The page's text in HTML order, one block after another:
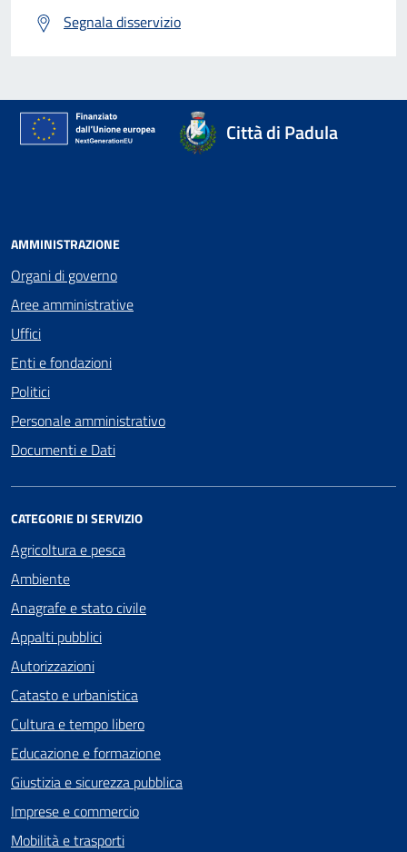
Segnala disservizio
Città di Padula
AMMINISTRAZIONE
Organi di governo
Aree amministrative
Uffici
Enti e fondazioni
Politici
Personale amministrativo
Documenti e Dati
CATEGORIE DI SERVIZIO
Agricoltura e pesca
Ambiente
Anagrafe e stato civile
Appalti pubblici
Autorizzazioni
Catasto e urbanistica
Cultura e tempo libero
Educazione e formazione
Giustizia e sicurezza pubblica
Imprese e commercio
Mobilità e trasporti